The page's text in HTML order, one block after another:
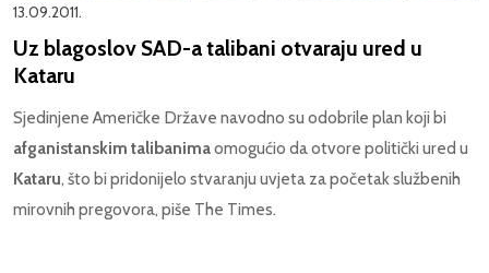
13.09.2011.
Uz blagoslov SAD-a talibani otvaraju ured u
Kataru
Sjedinjene Američke Države navodno su odobrile plan koji bi
afganistanskim talibanimaomogućio da otvore politički ured u
Kataru, što bi pridonijelo stvaranju uvjeta za početak službenih
mirovnih pregovora, piše The Times.